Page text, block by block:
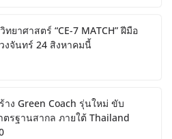
ยาศาสตร์ “CE-7 MATCH” ฝีมือ
งจันทร์ 24 สิงหาคมนี้
าง Green Coach รุ่นใหม่ ขับ
ตรฐานสากล ภายใต้ Thailand